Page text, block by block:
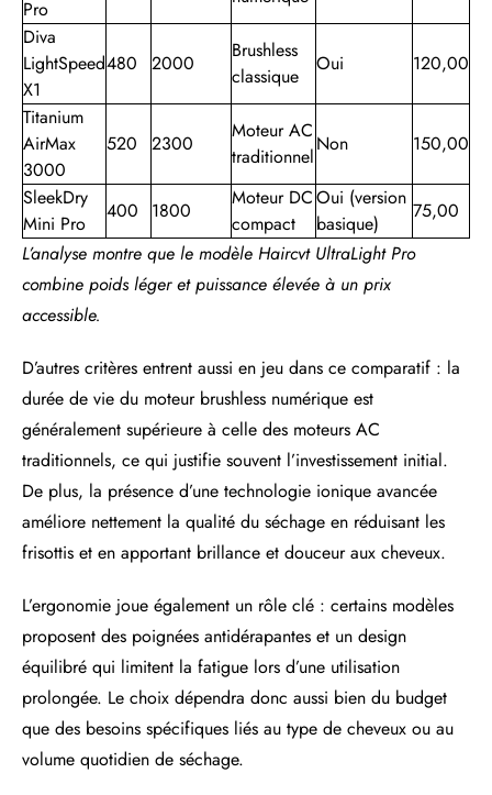
Pro
Diva
LightSpeed
X1
480 2000
Brushless
classique
Oui 120,00
Titanium
AirMax
3000
520 2300
Moteur AC
traditionnel
Non 150,00
SleekDry
Mini Pro
400 1800
Moteur DC
compact
Oui (version
basique)
75,00
L’analyse montre que le modèle Haircvt UltraLight Pro
combine poids léger et puissance élevée à un prix
accessible.
D’autres critères entrent aussi en jeu dans ce comparatif : la
durée de vie du moteur brushless numérique est
généralement supérieure à celle des moteurs AC
traditionnels, ce qui justifie souvent l’investissement initial.
De plus, la présence d’une technologie ionique avancée
améliore nettement la qualité du séchage en réduisant les
frisottis et en apportant brillance et douceur aux cheveux.
L’ergonomie joue également un rôle clé : certains modèles
proposent des poignées antidérapantes et un design
équilibré qui limitent la fatigue lors d’une utilisation
prolongée. Le choix dépendra donc aussi bien du budget
que des besoins spécifiques liés au type de cheveux ou au
volume quotidien de séchage.